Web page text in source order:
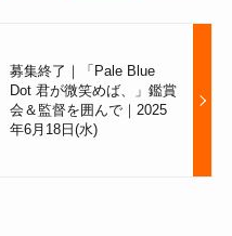
募集終了｜「Pale Blue
Dot 君が微笑めば、」鑑賞
会＆監督を囲んで｜2025
年6月18日(水)